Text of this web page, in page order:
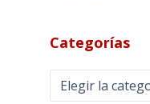
Categorías
Categorías